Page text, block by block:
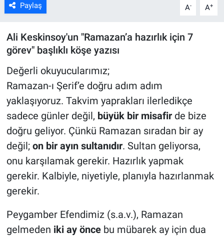
Paylaş A- A+
Ali Keskinsoy'un "Ramazan’a hazırlık için 7
görev" başlıklı köşe yazısı
Değerli okuyucularımız;
Ramazan-ı Şerif’e doğru adım adım
yaklaşıyoruz. Takvim yaprakları ilerledikçe
sadece günler değil, büyük bir misafirde bize
doğru geliyor. Çünkü Ramazan sıradan bir ay
değil; on bir ayın sultanıdır. Sultan geliyorsa,
onu karşılamak gerekir. Hazırlık yapmak
gerekir. Kalbiyle, niyetiyle, planıyla hazırlanmak
gerekir.
Peygamber Efendimiz (s.a.v.), Ramazan
gelmeden iki ay öncebu mübarek ay için dua